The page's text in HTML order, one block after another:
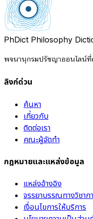
PhDict Philosophy
พจนานุกรมปรัชญาออนไลน์ที่
ลิงก์ด่วน
ค้นหา
เกี่ยวกับ
ติดต่อเรา
คณะผู้จัดทำ
กฎหมายและแหล่งข้อมูล
แหล่งอ้างอิง
จรรยาบรรณทางวิชาก
เงื่อนไขการให้บริการ